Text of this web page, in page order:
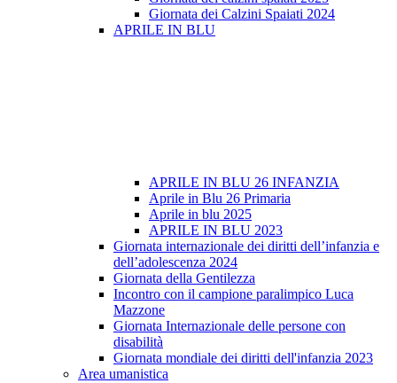
Giornata dei Calzini Spaiati 2024
APRILE IN BLU
APRILE IN BLU 26 INFANZIA
Aprile in Blu 26 Primaria
Aprile in blu 2025
APRILE IN BLU 2023
Giornata internazionale dei diritti dell’infanzia e
dell’adolescenza 2024
Giornata della Gentilezza
Incontro con il campione paralimpico Luca
Mazzone
Giornata Internazionale delle persone con
disabilità
Giornata mondiale dei diritti dell'infanzia 2023
Area umanistica